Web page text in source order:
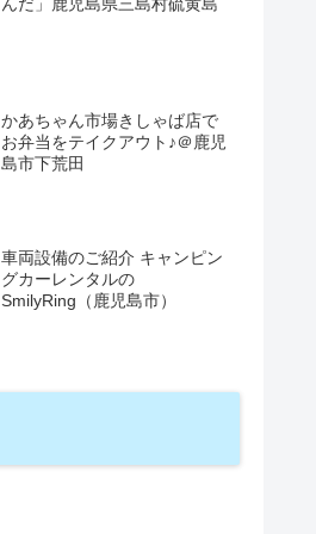
かあちゃん市場きしゃば店で
お弁当をテイクアウト♪＠鹿児
島市下荒田
車両設備のご紹介 キャンピン
グカーレンタルの
SmilyRing（鹿児島市）